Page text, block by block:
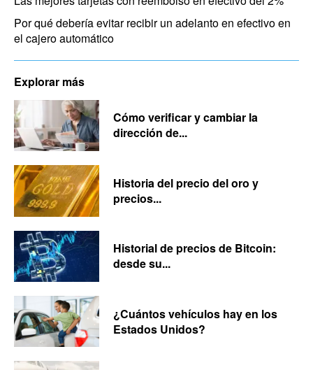
Por qué debería evitar recibir un adelanto en efectivo en
el cajero automático
Explorar más
Cómo verificar y cambiar la
dirección de...
Historia del precio del oro y
precios...
Historial de precios de Bitcoin:
desde su...
¿Cuántos vehículos hay en los
Estados Unidos?